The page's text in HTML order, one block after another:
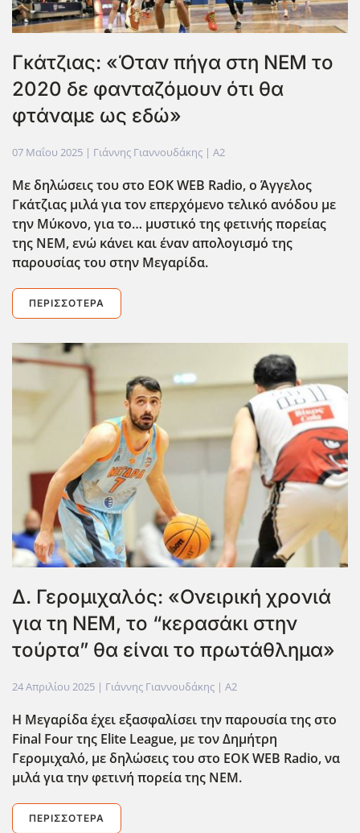
Γκάτζιας: «Όταν πήγα στη ΝΕΜ το
2020 δε φανταζόμουν ότι θα
φτάναμε ως εδώ»
07 Μαΐου 2025 | Γιάννης Γιαννουδάκης | A2
Με δηλώσεις του στο EOKWEB Radio, ο Άγγελος
Γκάτζιας μιλά για τον επερχόμενο τελικό ανόδου με
την Μύκονο, για το… μυστικό της φετινής πορείας
της ΝΕΜ, ενώ κάνει και έναν απολογισμό της
παρουσίας του στην Μεγαρίδα.
ΠΕΡΙΣΣΌΤΕΡΑ
Δ. Γερομιχαλός: «Ονειρική χρονιά
για τη ΝΕΜ, το “κερασάκι στην
τούρτα” θα είναι το πρωτάθλημα»
24 Απριλίου 2025 | Γιάννης Γιαννουδάκης | A2
Η Μεγαρίδα έχει εξασφαλίσει την παρουσία της στο
Final Fourτης Elite League, με τον Δημήτρη
Γερομιχαλό, με δηλώσεις του στο EOKWEB Radio, να
μιλά για την φετινή πορεία της ΝΕΜ.
ΠΕΡΙΣΣΌΤΕΡΑ